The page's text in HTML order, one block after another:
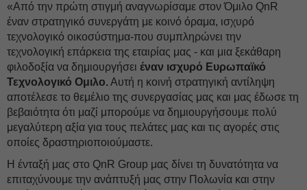
«Από την πρώτη στιγμή αναγνωρίσαμε στον Όμιλο QnR
έναν στρατηγικό συνεργάτη με κοινό όραμα, ισχυρό
τεχνολογικό οικοσύστημα-που συμπληρώνει την
τεχνολογική επάρκεια της εταιρίας μας - και μια ξεκάθαρη
φιλοδοξία να δημιουργήσει έναν ισχυρό Ευρωπαϊκό
Τεχνολογικό Ομιλο.Αυτή η κοινή στρατηγική αντίληψη
αποτέλεσε το θεμέλιο της συνεργασίας μας και μας έδωσε τη
βεβαιότητα ότι μαζί μπορούμε να δημιουργήσουμε πολύ
μεγαλύτερη αξία για τους πελάτες μας και τις αγορές στις
οποίες δραστηριοποιούμαστε.
Η ένταξή μας στο QnR Group μας δίνει τη δυνατότητα να
επιταχύνουμε την ανάπτυξή μας στην Πολωνία και στην